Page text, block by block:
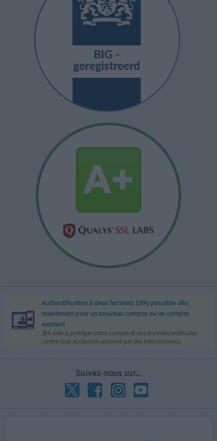
Authentification à deux facteurs (2FA) possible dès
maintenant pour un nouveau compte ou un compte
existant
2FA aide à protéger votre compte et vos données médicales
contre tout accès non autorisé par des tiers inconnus.
Suivez-nous sur...